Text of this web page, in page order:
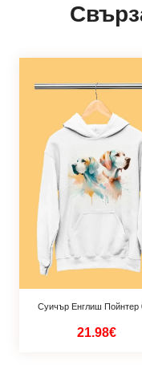
Суичър Енглиш Пойнтер
21.98€